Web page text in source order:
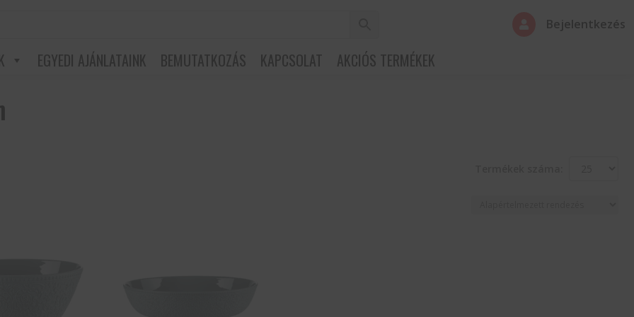
Bejelentkezés
EGYEDI AJÁNLATAINK BEMUTATKOZÁS KAPCSOLAT AKCIÓS TERMÉKEK